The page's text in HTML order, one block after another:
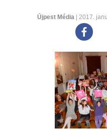
Újpest Média | 2017.